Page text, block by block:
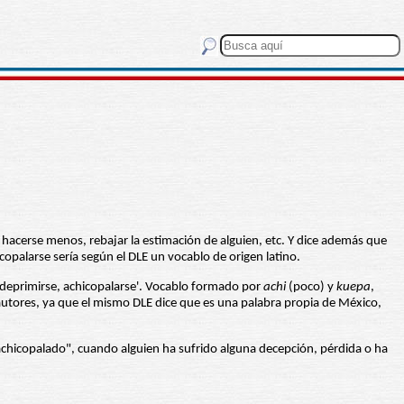
menos, rebajar la estimación de alguien, etc. Y dice además que
sería según el DLE un vocablo de origen latino.
achicopalarse'. Vocablo formado por achi(poco) y kuepa,
ya que el mismo DLE dice que es una palabra propia de México,
cuando alguien ha sufrido alguna decepción, pérdida o ha